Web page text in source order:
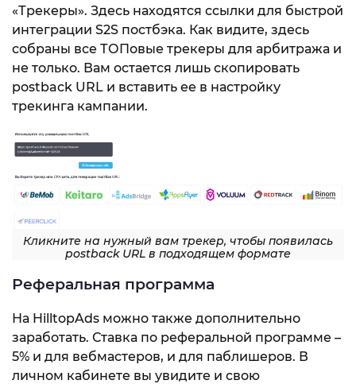
«Трекеры». Здесь находятся ссылки для быстрой
интеграции S2S постбэка. Как видите, здесь
собраны все ТОПовые трекеры для арбитража и
не только. Вам остается лишь скопировать
postback URL и вставить ее в настройку
трекинга кампании.
Кликните на нужный вам трекер, чтобы появилась
postback URL в подходящем формате
Реферальная программа
На HilltopAds можно также дополнительно
заработать. Ставка по реферальной программе –
5% и для вебмастеров, и для паблишеров. В
личном кабинете вы увидите и свою